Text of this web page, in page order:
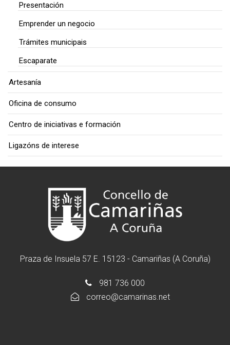
Presentación
Emprender un negocio
Trámites municipais
Escaparate
Artesanía
Oficina de consumo
Centro de iniciativas e formación
Ligazóns de interese
Praza de Insuela 57 E. 15123 - Camariñas (A Coruña)
981 736 000
correo@camarinas.net